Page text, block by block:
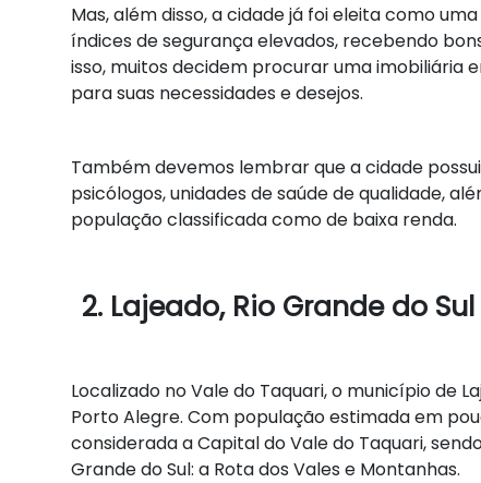
Mas, além disso, a cidade já foi eleita como
índices de segurança elevados, recebendo
isso, muitos decidem procurar uma imobiliária
para suas necessidades e desejos.
Também devemos lembrar que a cidade
psicólogos, unidades de saúde de qualidade,
população classificada como de baixa renda.
2. Lajeado, Rio Grande do Sul
Localizado no Vale do Taquari, o município de
Porto Alegre. Com população estimada em
considerada a Capital do Vale do Taquari,
Grande do Sul: a Rota dos Vales e Montanhas.